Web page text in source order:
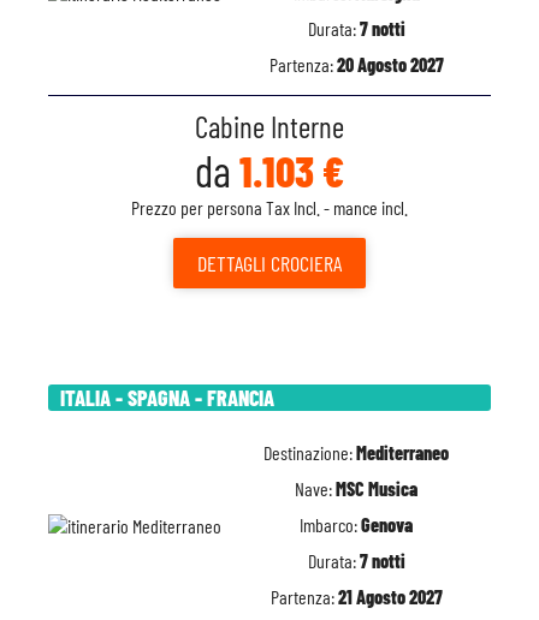
Durata:7 notti
Partenza:20 Agosto 2027
Cabine Interne
da 1.103 €
Prezzo per persona Tax Incl. - mance incl.
DETTAGLI CROCIERA
ITALIA - SPAGNA - FRANCIA
Destinazione:Mediterraneo
Nave:MSC Musica
Imbarco:Genova
Durata:7 notti
Partenza:21 Agosto 2027